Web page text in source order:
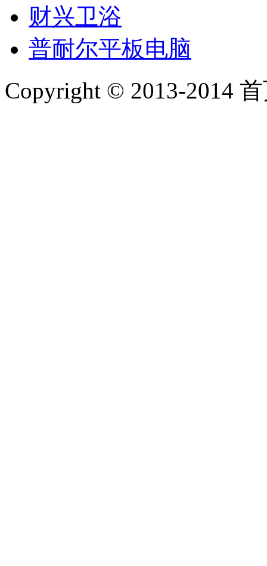
财兴卫浴
普耐尔平板电脑
Copyright © 2013-2014